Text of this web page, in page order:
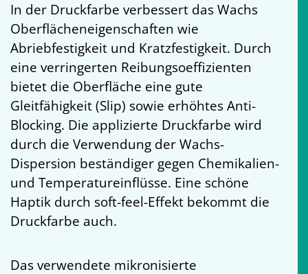
In der Druckfarbe verbessert das Wachs
Oberflächeneigenschaften wie
Abriebfestigkeit und Kratzfestigkeit. Durch
eine verringerten Reibungsoeffizienten
bietet die Oberfläche eine gute
Gleitfähigkeit (Slip) sowie erhöhtes Anti-
Blocking. Die applizierte Druckfarbe wird
durch die Verwendung der Wachs-
Dispersion beständiger gegen Chemikalien-
und Temperatureinflüsse. Eine schöne
Haptik durch soft-feel-Effekt bekommt die
Druckfarbe auch.
Das verwendete mikronisierte